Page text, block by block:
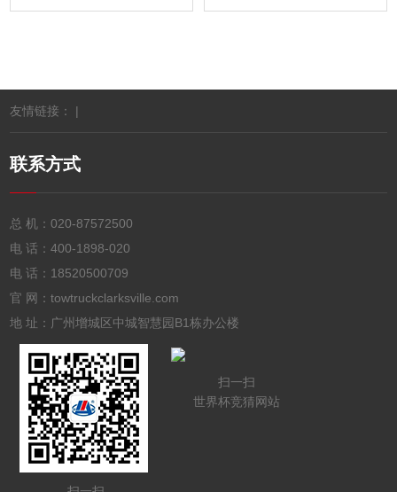
友情链接： |
联系方式
总 机：020-87572500
电 话：400-1898-020
电 话： 18520500709
官 网：towtruckclarksville.com
地 址：广州增城区中城智慧园B1栋办公楼
扫一扫
世界杯竞猜网站